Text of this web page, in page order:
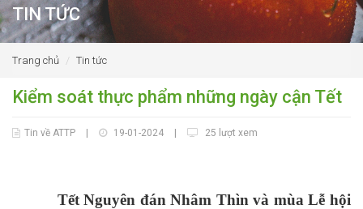
TIN TỨC
Trang chủ Tin tức
Kiểm soát thực phẩm những ngày cận Tết
Tin về ATTP 19-01-2024 25 lượt xem
Tết Nguyên đán Nhâm Thìn và mùa Lễ hội